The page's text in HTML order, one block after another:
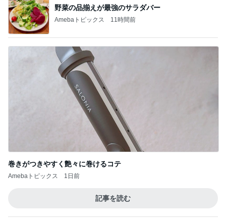
野菜の品揃えが最強のサラダバー
Amebaトピックス 11時間前
巻きがつきやすく艶々に巻けるコテ
Amebaトピックス 1日前
記事を読む